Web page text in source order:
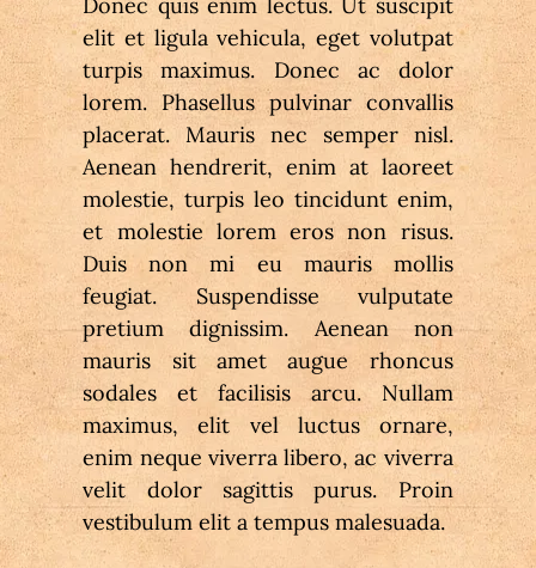
elit et ligula vehicula, eget volutpat
turpis maximus. Donec ac dolor
lorem. Phasellus pulvinar convallis
placerat. Mauris nec semper nisl.
Aenean hendrerit, enim at laoreet
molestie, turpis leo tincidunt enim,
et molestie lorem eros non risus.
Duis non mi eu mauris mollis
feugiat. Suspendisse vulputate
pretium dignissim. Aenean non
mauris sit amet augue rhoncus
sodales et facilisis arcu. Nullam
maximus, elit vel luctus ornare,
enim neque viverra libero, ac viverra
velit dolor sagittis purus. Proin
vestibulum elit a tempus malesuada.